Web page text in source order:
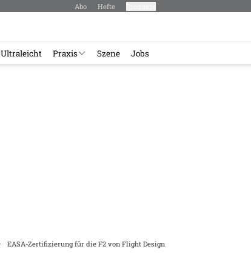
Abo Hefte
Ultraleicht Praxis Szene Jobs
EASA-Zertifizierung für die F2 von Flight Design